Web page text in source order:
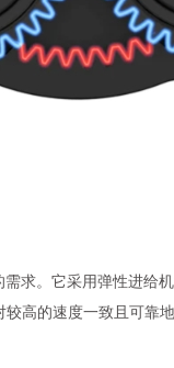
求。它采用弹性进给
高的速度一致且可靠地